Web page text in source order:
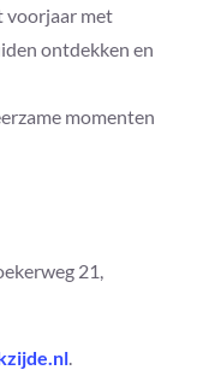
voorjaar met
ontdekken en
momenten
21,
.